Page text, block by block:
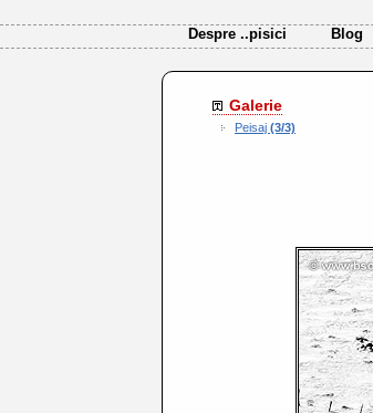
Despre ..pisici Blog
Galerie
Peisaj (3/3)